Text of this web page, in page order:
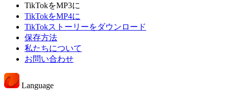
TikTokをMP3に
TikTokをMP4に
TikTokストーリーをダウンロード
保存方法
私たちについて
お問い合わせ
Language